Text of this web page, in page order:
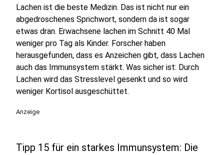
Lachen ist die beste Medizin. Das ist nicht nur ein
abgedroschenes Sprichwort, sondern da ist sogar
etwas dran. Erwachsene lachen im Schnitt 40 Mal
weniger pro Tag als Kinder. Forscher haben
herausgefunden, dass es Anzeichen gibt, dass Lachen
auch das Immunsystem stärkt. Was sicher ist: Durch
Lachen wird das Stresslevel gesenkt und so wird
weniger Kortisol ausgeschüttet.
Anzeige
Tipp 15 für ein starkes Immunsystem: Die